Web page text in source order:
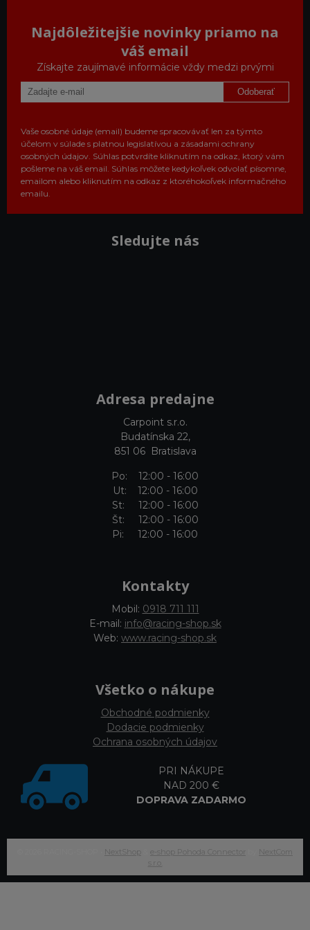
Najdôležitejšie novinky priamo na
váš email
Získajte zaujímavé informácie vždy medzi prvými
Odoberať
Vaše osobné údaje (email) budeme spracovávať len za týmto
účelom v súlade s platnou legislatívou a zásadami ochrany
osobných údajov. Súhlas potvrdíte kliknutím na odkaz, ktorý vám
pošleme na váš email. Súhlas môžete kedykoľvek odvolať písomne,
emailom alebo kliknutím na odkaz z ktoréhokoľvek informačného
emailu.
Sledujte nás
Adresa predajne
Carpoint s.r.o.
Budatínska 22,
851 06 Bratislava
Po: 12:00 - 16:00
Ut: 12:00 - 16:00
St: 12:00 - 16:00
Št: 12:00 - 16:00
Pi: 12:00 - 16:00
Kontakty
Mobil: 0918 711 111
E-mail: info@racing-shop.sk
Web: www.racing-shop.sk
Všetko o nákupe
Obchodné podmienky
Dodacie podmienky
Ochrana osobných údajov
PRI NÁKUPE
NAD 200 €
DOPRAVA ZADARMO
NextShop e-shop Pohoda Connector
NextCom